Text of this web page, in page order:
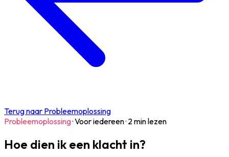
Terug naar Probleemoplossing
Probleemoplossing·Voor iedereen· 2 min lezen
Hoe dien ik een klacht in?